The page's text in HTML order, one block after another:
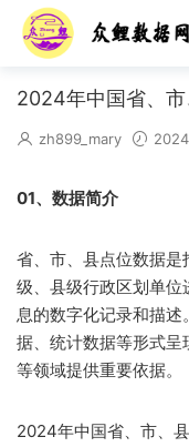
2024年中国省、
zh899_mary
01、数据简介
省、市、县点位数据
级、县级行政区划单
息的数字化记录和描
据、统计数据等形式
等领域提供重要依据。
2024年中国省、市、